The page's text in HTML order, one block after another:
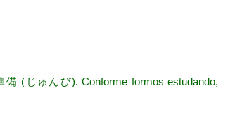
備 (じゅんび). Conforme formos estudando,